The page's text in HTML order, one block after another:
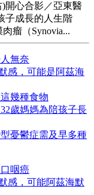
開心合影／亞東醫
子成長的人生階
瘤（Synovia...
無奈
感，可能是阿茲海
幾種食物
歲媽媽為陪孩子長
憂鬱症需及早多種
咽癌
感，可能阿茲海默